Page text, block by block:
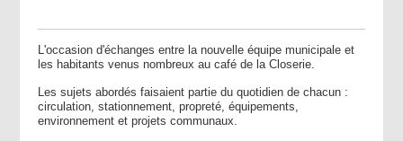
L'occasion d'échanges entre la nouvelle équipe municipale et
les habitants venus nombreux au café de la Closerie.
Les sujets abordés faisaient partie du quotidien de chacun :
circulation, stationnement, propreté, équipements,
environnement et projets communaux.